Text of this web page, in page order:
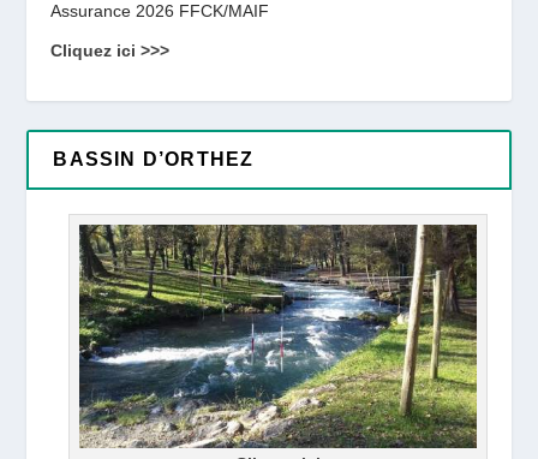
Assurance 2026 FFCK/MAIF
Cliquez ici >>>
BASSIN D’ORTHEZ